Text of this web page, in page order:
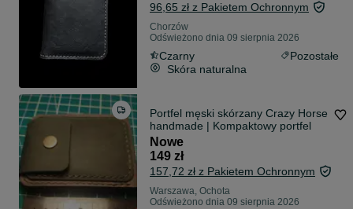
96,65 zł z Pakietem Ochronnym
Chorzów
Odświeżono dnia 09 sierpnia 2026
Czarny
Pozostałe
Skóra naturalna
Portfel męski skórzany Crazy Horse
handmade | Kompaktowy portfel
Nowe
149 zł
157,72 zł z Pakietem Ochronnym
Warszawa, Ochota
Odświeżono dnia 09 sierpnia 2026